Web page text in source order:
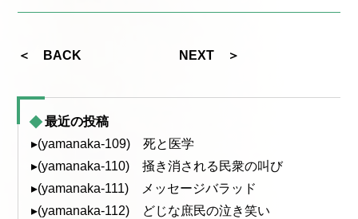
＜ BACK NEXT ＞
最近の投稿
▸(yamanaka-109) 死と医学
▸(yamanaka-110) 掻き消される民衆の叫び
▸(yamanaka-111) メッセージバラッド
▸(yamanaka-112) どじな庶民の泣き笑い